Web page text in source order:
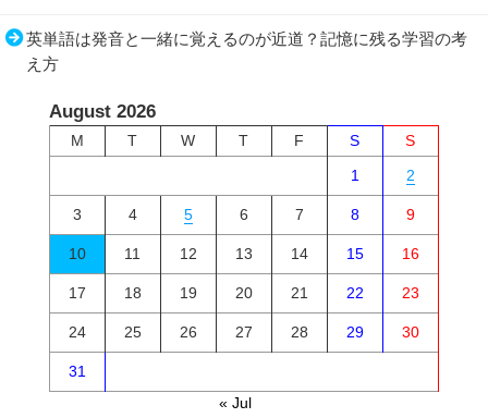
英単語は発音と一緒に覚えるのが近道？記憶に残る学習の考
え方
August 2026
M T W T F S
S
1
2
3 4 5 6 7 8 9
10 11 12 13 14 15 16
17 18 19 20 21 22 23
24 25 26 27 28 29 30
31
« Jul